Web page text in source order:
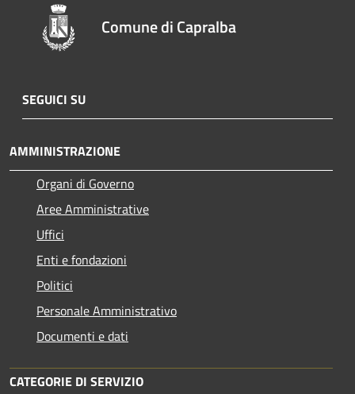
Comune di Capralba
SEGUICI SU
AMMINISTRAZIONE
Organi di Governo
Aree Amministrative
Uffici
Enti e fondazioni
Politici
Personale Amministrativo
Documenti e dati
CATEGORIE DI SERVIZIO